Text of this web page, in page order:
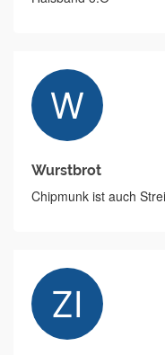
Wurstbrot
Chipmunk ist auch